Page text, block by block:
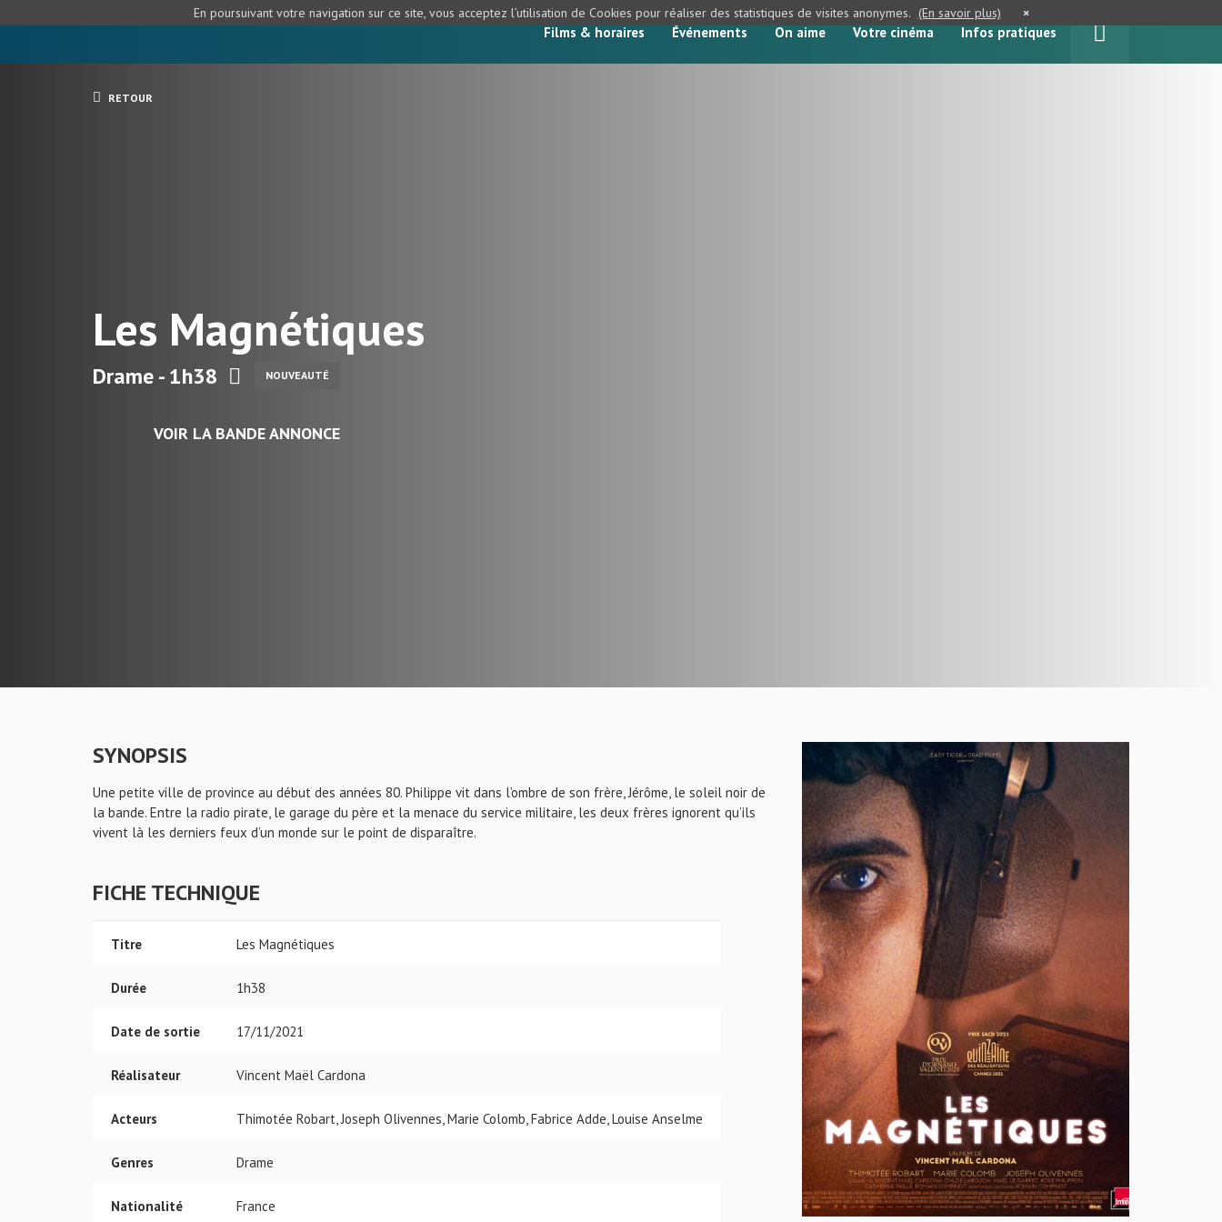
Films & horaires Événements On aime Votre cinéma Infos pratiques
RETOUR
Les Magnétiques
Drame - 1h38 NOUVEAUTÉ
VOIR LA BANDE ANNONCE
SYNOPSIS
Une petite ville de province au début des années 80. Philippe vit dans l’ombre de son frère, Jérôme, le soleil noir de
la bande. Entre la radio pirate, le garage du père et la menace du service militaire, les deux frères ignorent qu’ils
vivent là les derniers feux d’un monde sur le point de disparaître.
FICHE TECHNIQUE
Titre Les Magnétiques
Durée 1h38
Date de sortie 17/11/2021
Réalisateur Vincent Maël Cardona
Acteurs Thimotée Robart, Joseph Olivennes, Marie Colomb, Fabrice Adde, Louise Anselme
Genres Drame
Nationalité France
En poursuivant votre navigation sur ce site, vous acceptez l’utilisation de Cookies pour réaliser des statistiques de visites anonymes. (En savoir plus) ×